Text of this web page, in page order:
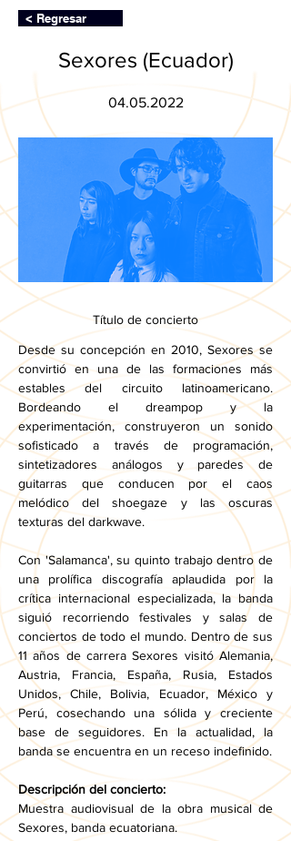
< Regresar
Sexores (Ecuador)
04.05.2022
Título de concierto
Desde su concepción en 2010, Sexores se
convirtió en una de las formaciones más
estables del circuito latinoamericano.
Bordeando el dreampop y la
experimentación, construyeron un sonido
sofisticado a través de programación,
sintetizadores análogos y paredes de
guitarras que conducen por el caos
melódico del shoegaze y las oscuras
texturas del darkwave.
Con 'Salamanca', su quinto trabajo dentro de
una prolífica discografía aplaudida por la
crítica internacional especializada, la banda
siguió recorriendo festivales y salas de
conciertos de todo el mundo. Dentro de sus
11 años de carrera Sexores visitó Alemania,
Austria, Francia, España, Rusia, Estados
Unidos, Chile, Bolivia, Ecuador, México y
Perú, cosechando una sólida y creciente
base de seguidores. En la actualidad, la
banda se encuentra en un receso indefinido.
Descripción del concierto:
Muestra audiovisual de la obra musical de
Sexores, banda ecuatoriana.